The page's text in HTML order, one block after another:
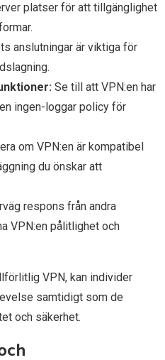
platser för att tillgänglighet
anslutningar är viktiga för
Se till att VPN:en har
ingen-loggar policy för
om VPN:en är kompatibel
du önskar att
respons från andra
VPN:en pålitlighet och
VPN, kan individer
samtidigt som de
och säkerhet.